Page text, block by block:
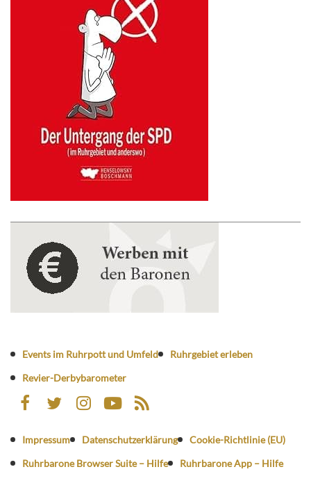
Events im Ruhrpott und Umfeld
Ruhrgebiet erleben
Revier-Derbybarometer
Impressum Datenschutzerklärung
Cookie-Richtlinie (EU)
Ruhrbarone Browser Suite – Hilfe
Ruhrbarone App – Hilfe